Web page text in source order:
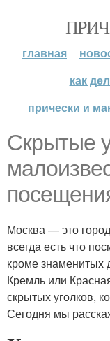
главная
как
прически и
Скрытые
Москва — это
всегда есть что
кроме знаменитых
Кремль или
скрытых уголков,
Сегодня мы